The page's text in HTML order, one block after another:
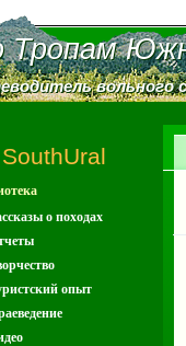
Тропам
Тропам
вольного
вольного
о походах
опыт